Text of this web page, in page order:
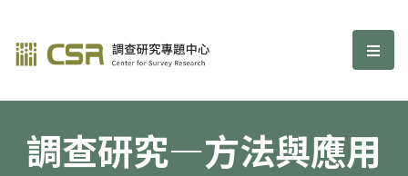
調查研究—方法與應用期刊 選
調查研究—方法與應用